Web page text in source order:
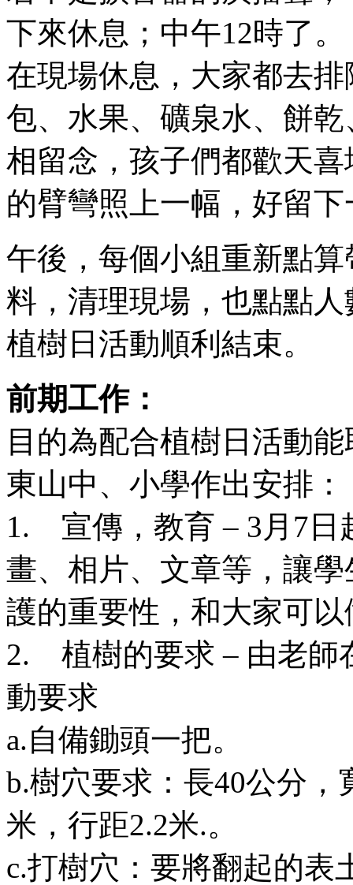
下來休息；中午12時了。
在現場休息，大家都去
包、水果、礦泉水、餅
相留念，孩子們都歡天
的臂彎照上一幅，好留
午後，每個小組重新點
料，清理現場，也點點
植樹日活動順利結束。
前期工作：
目的為配合植樹日活動
東山中、小學作出安排：
1. 宣傳，教育 – 3月7日
畫、相片、文章等，讓
護的重要性，和大家可
2. 植樹的要求 – 由老師
動要求
a.自備鋤頭一把。
b.樹穴要求：長40公分，
米，行距2.2米.。
c.打樹穴：要將翻起的表